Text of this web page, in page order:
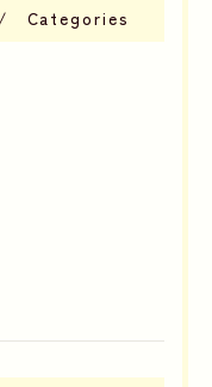
Categories